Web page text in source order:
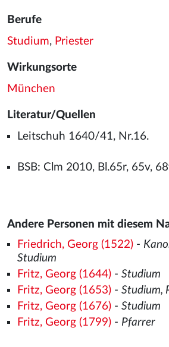
Berufe
Studium, Priester
Wirkungsorte
München
Literatur/Quellen
Leitschuh 1640/41, Nr.16.
BSB: Clm 2010, Bl.65r, 65v,
Andere Personen mit diesem
Friedrich, Georg (1522)-
Studium
Fritz, Georg (1644)- Studium
Fritz, Georg (1653)- Studium,
Fritz, Georg (1676)- Studium
Fritz, Georg (1799)- Pfarrer